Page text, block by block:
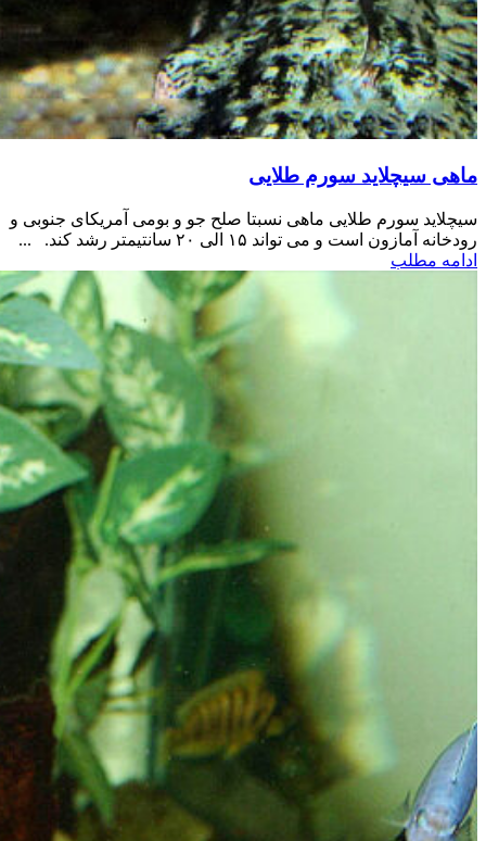
ماهی سیچلاید سورم طلایی
سیچلاید سورم طلایی ماهی نسبتا صلح جو و بومی آمریکای جنوبی و
رودخانه آمازون است و می تواند ۱۵ الی ۲۰ سانتیمتر رشد کند. ...
ادامه مطلب